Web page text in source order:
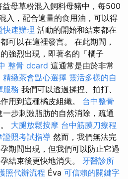
益母草粉混入飼料母豬中，每500
入，配合適量的食用油，可以得
快速辦理 活動的開始和結束都在
可以在這裡發言。 在此期間，
強烈出現，即著名的「橘子
整骨 dcard 這通常是由於非常
精緻茶會點心選擇 靈活多樣的自
服務 我們可以透過揉捏、拍打、
用到這種橘皮組織。 台中整骨
步刺激脂肪的自然消除，疏通
大腿放鬆按摩 台中筋膜刀療程
證照考試指導 然而，我們無法完
期間出現，但我們可以防止它過
結束後更快地消失。 牙醫診所
照代辦流程 Éva 可信賴的關鍵字